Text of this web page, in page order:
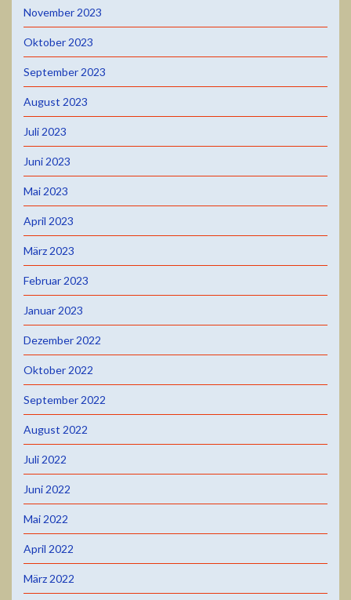
November 2023
Oktober 2023
September 2023
August 2023
Juli 2023
Juni 2023
Mai 2023
April 2023
März 2023
Februar 2023
Januar 2023
Dezember 2022
Oktober 2022
September 2022
August 2022
Juli 2022
Juni 2022
Mai 2022
April 2022
März 2022